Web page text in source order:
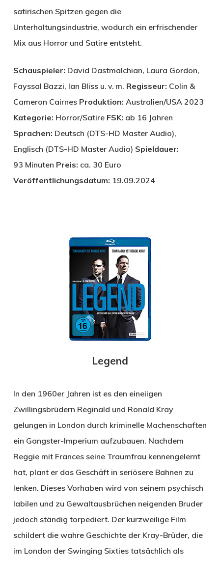
satirischen Spitzen gegen die
Unterhaltungsindustrie, wodurch ein erfrischender
Mix aus Horror und Satire entsteht.
Schauspieler: David Dastmalchian, Laura Gordon,
Fayssal Bazzi, Ian Bliss u. v. m. Regisseur: Colin &
Cameron Cairnes Produktion: Australien/USA 2023
Kategorie: Horror/Satire FSK: ab 16 Jahren
Sprachen: Deutsch (DTS-HD Master Audio),
Englisch (DTS-HD Master Audio) Spieldauer:
93 Minuten Preis: ca. 30 Euro
Veröffentlichungsdatum: 19.09.2024
Legend
In den 1960er Jahren ist es den eineiigen
Zwillingsbrüdern Reginald und Ronald Kray
gelungen in London durch kriminelle Machenschaften
ein Gangster-Imperium aufzubauen. Nachdem
Reggie mit Frances seine Traumfrau kennengelernt
hat, plant er das Geschäft in seriösere Bahnen zu
lenken. Dieses Vorhaben wird von seinem psychisch
labilen und zu Gewaltausbrüchen neigenden Bruder
jedoch ständig torpediert. Der kurzweilige Film
schildert die wahre Geschichte der Kray-Brüder, die
im London der Swinging Sixties tatsächlich als